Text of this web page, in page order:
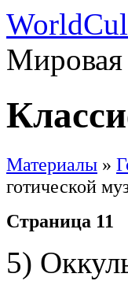
Мировая
Материалы »
готической
Страница 11
5)